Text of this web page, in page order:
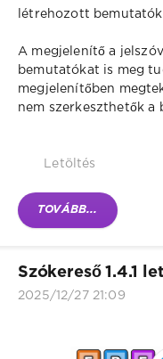
létrehozott
A megjelenítő a
bemutatókat is meg
megjelenítőben
nem szerkeszthetők a
Letöltés
TOVÁBB...
Szókereső 1.4.1
2025/12/27 21:09